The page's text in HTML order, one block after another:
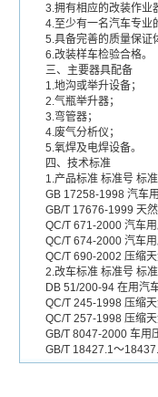
3.拥有相应的改装作业器
4.至少有一名汽车专业的
5.具备完善的质量保证体
6.改装样车检验合格。
三、主要器具配备
1.地沟或举升设备；
2.气瓶举升器；
3.弯管器；
4.废气分析仪；
5.氧焊及电焊设备。
四、技术标准
1.产品标准 标准号 标准
GB 17258-1998 汽车用
GB/T 17676-1999 天然
QC/T 671-2000 汽车用
QC/T 674-2000 汽车用
QC/T 690-2002 压缩天
2.改车标准 标准号 标准
DB 51/200-94 在用汽车
QC/T 245-1998 压缩天
QC/T 257-1998 压缩天
GB/T 8047-2000 车用
GB/T 18427.1～